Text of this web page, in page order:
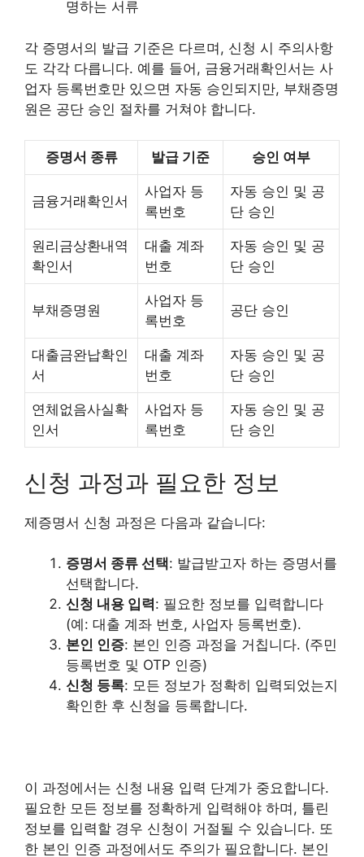
명하는 서류
각 증명서의 발급 기준은 다르며, 신청 시 주의사항
도 각각 다릅니다. 예를 들어, 금융거래확인서는 사
업자 등록번호만 있으면 자동 승인되지만, 부채증명
원은 공단 승인 절차를 거쳐야 합니다.
증명서 종류 발급 기준 승인 여부
금융거래확인서
사업자 등
록번호
자동 승인 및 공
단 승인
원리금상환내역
확인서
대출 계좌
번호
자동 승인 및 공
단 승인
부채증명원
사업자 등
록번호
공단 승인
대출금완납확인
서
대출 계좌
번호
자동 승인 및 공
단 승인
연체없음사실확
인서
사업자 등
록번호
자동 승인 및 공
단 승인
신청 과정과 필요한 정보
제증명서 신청 과정은 다음과 같습니다:
증명서 종류 선택: 발급받고자 하는 증명서를
선택합니다.
신청 내용 입력: 필요한 정보를 입력합니다
(예: 대출 계좌 번호, 사업자 등록번호).
본인 인증: 본인 인증 과정을 거칩니다. (주민
등록번호 및 OTP 인증)
신청 등록: 모든 정보가 정확히 입력되었는지
확인한 후 신청을 등록합니다.
이 과정에서는 신청 내용 입력 단계가 중요합니다.
필요한 모든 정보를 정확하게 입력해야 하며, 틀린
정보를 입력할 경우 신청이 거절될 수 있습니다. 또
한 본인 인증 과정에서도 주의가 필요합니다. 본인